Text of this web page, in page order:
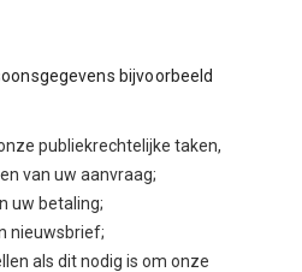
bijvoorbeeld
publiekrechtelijke taken,
van uw aanvraag;
uw betaling;
nieuwsbrief;
als dit nodig is om onze